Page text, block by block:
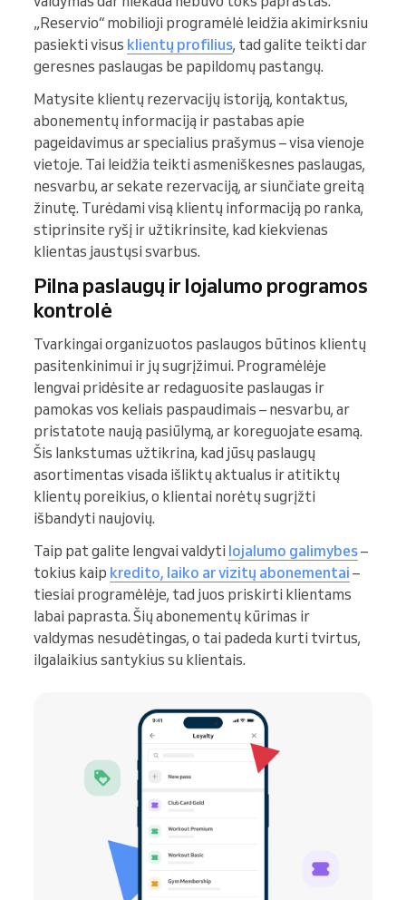
„Reservio“ mobilioji programėlė leidžia akimirksniu
pasiekti visus klientų profilius, tad galite teikti dar
geresnes paslaugas be papildomų pastangų.
Matysite klientų rezervacijų istoriją, kontaktus,
abonementų informaciją ir pastabas apie
pageidavimus ar specialius prašymus – visa vienoje
vietoje. Tai leidžia teikti asmeniškesnes paslaugas,
nesvarbu, ar sekate rezervaciją, ar siunčiate greitą
žinutę. Turėdami visą klientų informaciją po ranka,
stiprinsite ryšį ir užtikrinsite, kad kiekvienas
klientas jaustųsi svarbus.
Pilna paslaugų ir lojalumo programos
kontrolė
Tvarkingai organizuotos paslaugos būtinos klientų
pasitenkinimui ir jų sugrįžimui. Programėlėje
lengvai pridėsite ar redaguosite paslaugas ir
pamokas vos keliais paspaudimais – nesvarbu, ar
pristatote naują pasiūlymą, ar koreguojate esamą.
Šis lankstumas užtikrina, kad jūsų paslaugų
asortimentas visada išliktų aktualus ir atitiktų
klientų poreikius, o klientai norėtų sugrįžti
išbandyti naujovių.
Taip pat galite lengvai valdyti lojalumo galimybes–
tokius kaip kredito, laiko ar vizitų abonementai –
tiesiai programėlėje, tad juos priskirti klientams
labai paprasta. Šių abonementų kūrimas ir
valdymas nesudėtingas, o tai padeda kurti tvirtus,
ilgalaikius santykius su klientais.